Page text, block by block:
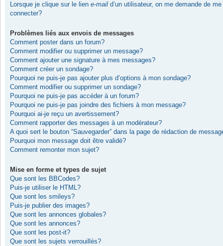
Lorsque je clique sur le lien e-mail d’un utilisateur, on me demande de me
connecter?
Problèmes liés aux envois de messages
Comment poster dans un forum?
Comment modifier ou supprimer un message?
Comment ajouter une signature à mes messages?
Comment créer un sondage?
Pourquoi ne puis-je pas ajouter plus d’options à mon sondage?
Comment modifier ou supprimer un sondage?
Pourquoi ne puis-je pas accéder à un forum?
Pourquoi ne puis-je pas joindre des fichiers à mon message?
Pourquoi ai-je reçu un avertissement?
Comment rapporter des messages à un modérateur?
A quoi sert le bouton “Sauvegarder” dans la page de rédaction de
Pourquoi mon message doit être validé?
Comment remonter mon sujet?
Mise en forme et types de sujet
Que sont les BBCodes?
Puis-je utiliser le HTML?
Que sont les smileys?
Puis-je publier des images?
Que sont les annonces globales?
Que sont les annonces?
Que sont les post-it?
Que sont les sujets verrouillés?